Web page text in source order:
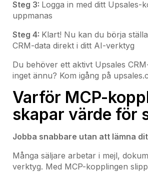
Steg 3: Logga in med ditt Upsales-
uppmanas
Steg 4: Klart! Nu kan du börja
CRM-data direkt i ditt AI-verktyg
Du behöver ett aktivt Upsales
inget ännu? Kom igång på
Varför MCP-
skapar värde för
Jobba snabbare utan att lämna
Många säljare arbetar i mejl,
verktyg. Med MCP-kopplingen